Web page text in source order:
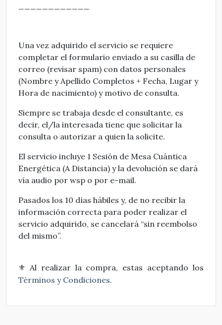
Una vez adquirido el servicio se requiere
completar el formulario enviado a su casilla de
correo (revisar spam) con datos personales
(Nombre y Apellido Completos + Fecha, Lugar y
Hora de nacimiento) y motivo de consulta.
Siempre se trabaja desde el consultante, es
decir, el/la interesada tiene que solicitar la
consulta o autorizar a quien la solicite.
El servicio incluye 1 Sesión de Mesa Cuántica
Energética (A Distancia) y la devolución se dará
vía audio por wsp o por e-mail.
Pasados los 10 días hábiles y, de no recibir la
información correcta para poder realizar el
servicio adquirido, se cancelará “sin reembolso
del mismo”.
⚜ Al realizar la compra, estas aceptando los
Términos y Condiciones.